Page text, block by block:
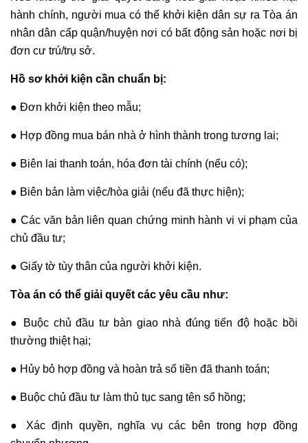
hành chính, người mua có thể khởi kiện dân sự ra Tòa án
nhân dân cấp quận/huyện nơi có bất động sản hoặc nơi bị
đơn cư trú/trụ sở.
Hồ sơ khởi kiện cần chuẩn bị:
● Đơn khởi kiện theo mẫu;
● Hợp đồng mua bán nhà ở hình thành trong tương lai;
● Biên lai thanh toán, hóa đơn tài chính (nếu có);
● Biên bản làm việc/hòa giải (nếu đã thực hiện);
● Các văn bản liên quan chứng minh hành vi vi phạm của
chủ đầu tư;
● Giấy tờ tùy thân của người khởi kiện.
Tòa án có thể giải quyết các yêu cầu như:
● Buộc chủ đầu tư bàn giao nhà đúng tiến độ hoặc bồi
thường thiệt hại;
● Hủy bỏ hợp đồng và hoàn trả số tiền đã thanh toán;
● Buộc chủ đầu tư làm thủ tục sang tên sổ hồng;
● Xác định quyền, nghĩa vụ các bên trong hợp đồng